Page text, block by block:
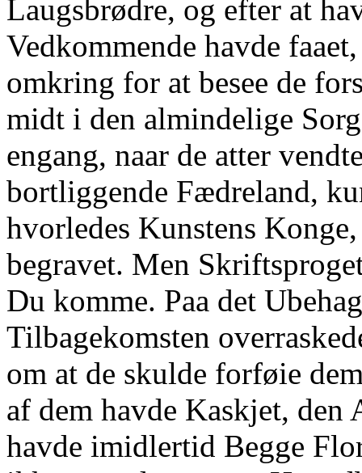
Laugsbrødre, og efter at
Vedkommende havde
omkring for at besee de
midt i den almindelige
engang, naar de atter
bortliggende Fædreland,
hvorledes Kunstens
begravet. Men
Du komme. Paa det
Tilbagekomsten
om at de skulde forføie
af dem havde Kaskjet, den
havde imidlertid Begge